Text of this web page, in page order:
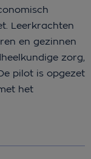
Leerkrachten
en gezinnen
zorg,
pilot is opgezet
het